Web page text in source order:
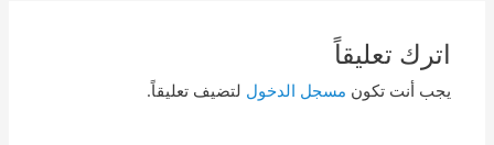
اترك تعليقاً
يجب أنت تكون مسجل الدخول لتضيف تعليقاً.